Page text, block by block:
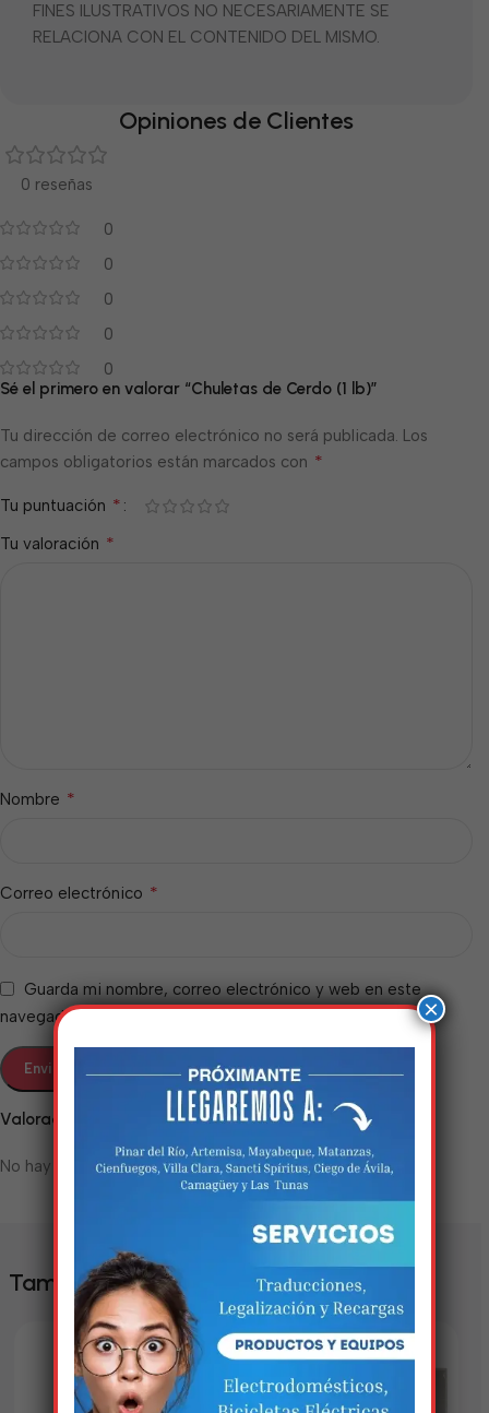
FINES ILUSTRATIVOS NO NECESARIAMENTE SE
RELACIONA CON EL CONTENIDO DEL MISMO.
Opiniones de Clientes
0 reseñas
0
0
0
0
0
Valoraciones
No hay valoraciones aún.
Sé el primero en valorar “Chuletas de Cerdo (1 lb)”
Tu dirección de correo electrónico no será publicada. Los
campos obligatorios están marcados con *
Tu puntuación *
Tu valoración *
Nombre *
Correo electrónico *
Guarda mi nombre, correo electrónico y web en este
navegador para la próxima vez que comente.
También te puede interesar
×
Estamos trabalhando
nisso!
Em breve, esta página estará
disponível com novidades
incríveis. Agradecemos pela
paciência e compreensão.